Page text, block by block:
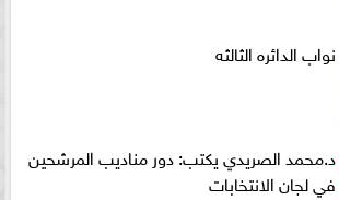
نواب الدائره الثالثه
د.محمد الصريدي يكتب: دور مناديب المرشحين
في لجان الانتخابات